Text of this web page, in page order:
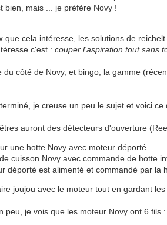
bien, mais ... je préfère Novy !
que cela intéresse, les solutions de
c'est :couper l'aspiration tout sans
du côté de Novy, et bingo, la gamme
je creuse un peu le sujet et voici
auront des détecteurs d'ouverture
une hotte Novy avec moteur déporté.
cuisson Novy avec commande de hotte
déporté est alimenté et commandé par la
joujou avec le moteur tout en gardant
peu, je vois que les moteur Novy ont 6 fils :